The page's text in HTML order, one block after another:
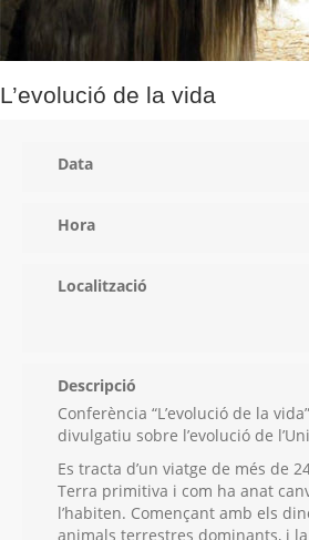
L’evolució de la vida
Data
Hora
Localització
Descripció
Conferència “L’evolució de la
divulgatiu sobre l’evolució de
Es tracta d’un viatge de més de
Terra primitiva i com ha anat
l’habiten. Començant amb els
animals terrestres dominants, i